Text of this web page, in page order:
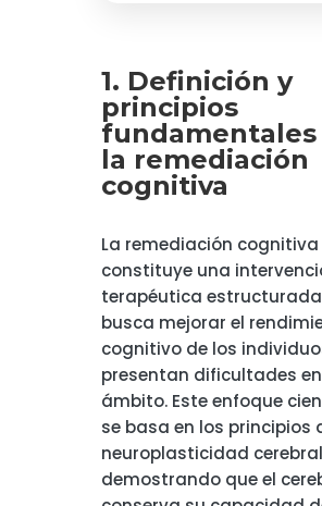
1. Definición y
principios
fundamentales
la remediación
cognitiva
La remediación cognitiva
constituye una
terapéutica
busca mejorar el
cognitivo de los
presentan dificultades
ámbito. Este enfoque
se basa en los principios
neuroplasticidad
demostrando que el